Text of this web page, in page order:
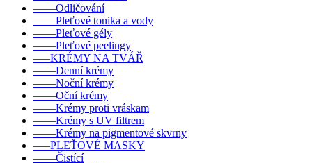
––––Odličování
––––Pleťové tonika a vody
––––Pleťové gély
––––Pleťové peelingy
–––KRÉMY NA TVÁŘ
––––Denní krémy
––––Noční krémy
––––Oční krémy
––––Krémy proti vráskam
––––Krémy s UV filtrem
––––Krémy na pigmentové skvrny
–––PLEŤOVÉ MASKY
––––Čistící